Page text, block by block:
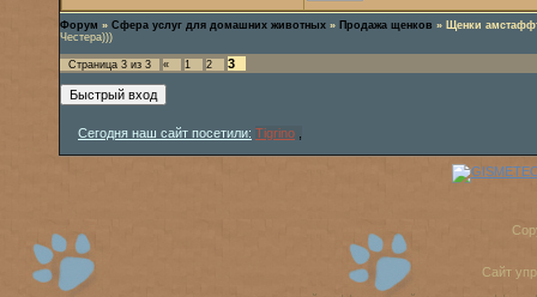
Форум » Сфера услуг для домашних животных » Продажа щенков » Щенки
Честера)))
Страница 3 из 3 « 1 2 3
Сегодня наш сайт посетили: Tigrino
Сайт